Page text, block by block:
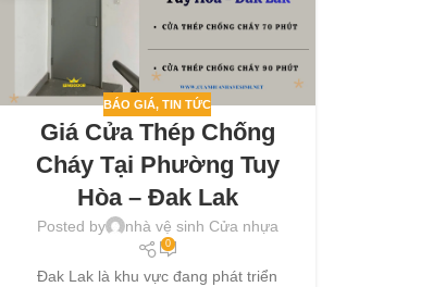
BÁO GIÁ,TIN TỨC
Giá Cửa Thép Chống
Cháy Tại Phường Tuy
Hòa – Đak Lak
Posted by nhà vệ sinh Cửa nhựa
0
Đak Lak là khu vực đang phát triển